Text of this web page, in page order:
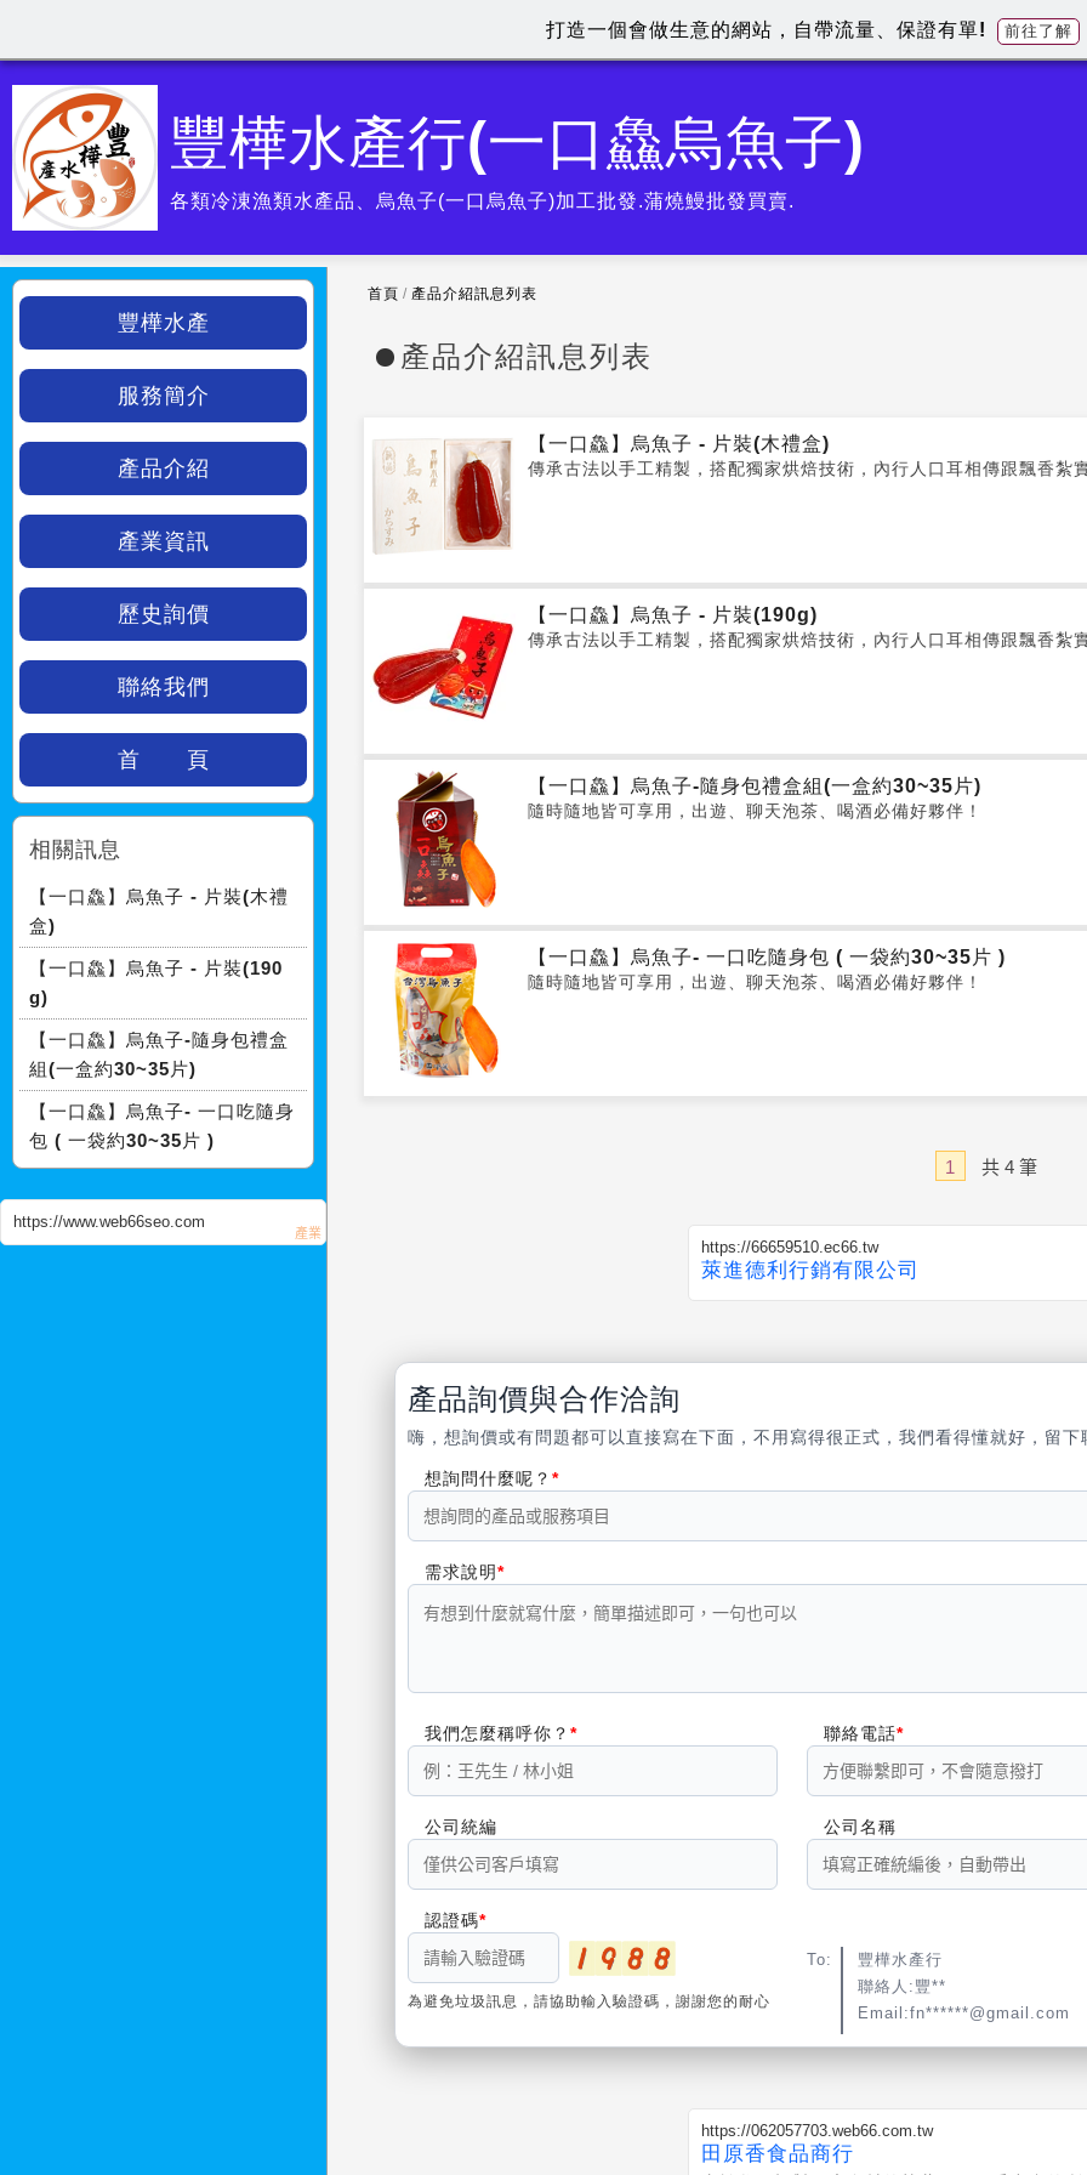
豐樺水產行(一口鱻烏魚子)
各類冷涷漁類水產品、烏魚子(一口烏魚子)加工批發.蒲燒鰻批發買賣.
首頁 / 產品介紹訊息列表
產品介紹訊息列表
【一口鱻】烏魚子 - 片裝(木禮盒)
傳承古法以手工精製，搭配獨家烘焙技術，內行人口耳相傳跟飄香紮
【一口鱻】烏魚子 - 片裝(190g)
傳承古法以手工精製，搭配獨家烘焙技術，內行人口耳相傳跟飄香紮
【一口鱻】烏魚子-隨身包禮盒組(一盒約30~35片)
隨時隨地皆可享用，出遊、聊天泡茶、喝酒必備好夥伴！
【一口鱻】烏魚子- 一口吃隨身包 ( 一袋約30~35片 )
隨時隨地皆可享用，出遊、聊天泡茶、喝酒必備好夥伴！
1 共 4 筆
https://66659510.ec66.tw
萊進德利行銷有限公司
產品詢價與合作洽詢
嗨，想詢價或有問題都可以直接寫在下面，不用寫得很正式，我們看得懂就好，留
想詢問什麼呢？
需求說明
我們怎麼稱呼你？ 聯絡電話
公司統編 公司名稱
認證碼
為避免垃圾訊息，請協助輸入驗證碼，謝謝您的耐心
To:
豐樺水產行
聯絡人:豐**
Email:fn******@gmail.com
https://062057703.web66.com.tw
田原香食品商行
豐樺水產
服務簡介
產品介紹
產業資訊
歷史詢價
聯絡我們
首 頁
相關訊息
【一口鱻】烏魚子 - 片裝(木禮
盒)
【一口鱻】烏魚子 - 片裝(190
g)
【一口鱻】烏魚子-隨身包禮盒
組(一盒約30~35片)
【一口鱻】烏魚子- 一口吃隨身
包 ( 一袋約30~35片 )
https://www.web66seo.com
打造一個會做生意的網站，自帶流量、保證有單! 前往了解